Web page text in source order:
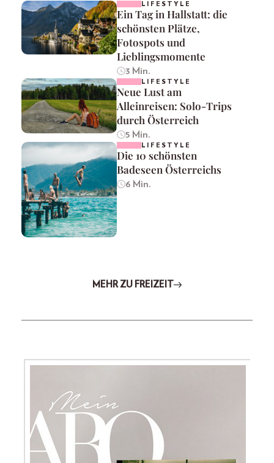
LIFESTYLE
Ein Tag in Hallstatt: die
schönsten Plätze,
Fotospots und
Lieblingsmomente
3 Min.
LIFESTYLE
Neue Lust am
Alleinreisen: Solo-Trips
durch Österreich
5 Min.
LIFESTYLE
Die 10 schönsten
Badeseen Österreichs
6 Min.
MEHR ZU FREIZEIT